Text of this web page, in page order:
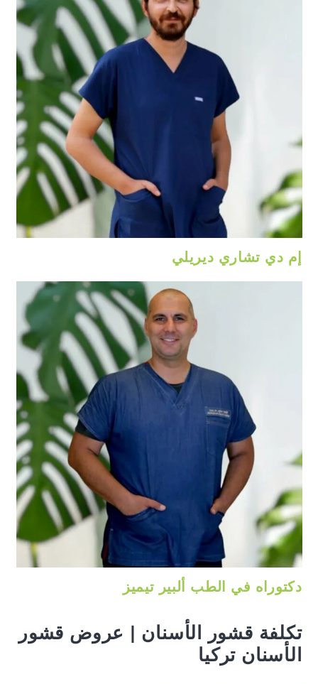
إم دي تشاري ديريلي
دكتوراه في الطب ألبير تيميز
تكلفة قشور الأسنان | عروض قشور
الأسنان تركيا